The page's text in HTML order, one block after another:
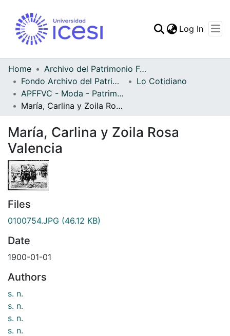
Statistics
Log In
Home
Archivo del Patrimonio Fotográfico y Fílmico del Valle del Cauca
Fondo Archivo del Patrimonio Fotográfico y Fílmico del Valle del Cauca
Lo Cotidiano
APFFVC - Moda - Patrimonial
María, Carlina y Zoila Rosa Valencia
María, Carlina y Zoila Rosa
Valencia
Files
0100754.JPG (46.12 KB)
Date
1900-01-01
Authors
s. n.
s. n.
s. n.
s. n.